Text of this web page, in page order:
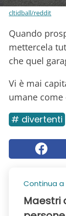
cltidball/reddit
Quando
mettercela
che quel
Vi è mai
umane come
# divertenti
Continua a
Maestri